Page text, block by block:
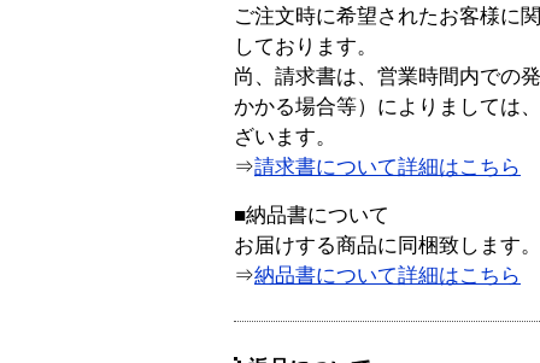
ご注文時に希望されたお客様に
しております。
尚、請求書は、営業時間内での
かかる場合等）によりましては
ざいます。
⇒請求書について詳細はこちら
■納品書について
お届けする商品に同梱致します。
⇒納品書について詳細はこちら